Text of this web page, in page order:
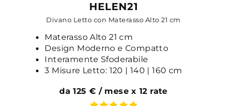
HELEN21
Divano Letto con Materasso Alto 21 cm
Materasso Alto 21 cm
Design Moderno e Compatto
Interamente Sfoderabile
3 Misure Letto: 120 | 140 | 160 cm
da 125 € / mese x 12 rate